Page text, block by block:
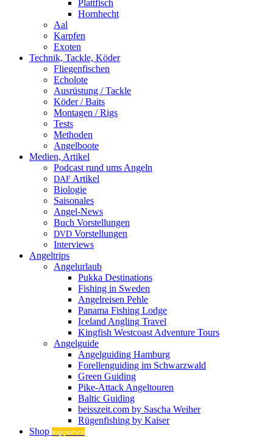
Plattfisch
Hornhecht
Aal
Karpfen
Exoten
Technik, Tackle, Köder
Fliegenfischen
Echolote
Ausrüstung / Tackle
Köder / Baits
Montagen / Rigs
Tests
Methoden
Angelboote
Medien, Artikel
Podcast rund ums Angeln
DAF Artikel
Biologie
Saisonales
Angel-News
Buch Vorstellungen
DVD Vorstellungen
Interviews
Angeltrips
Angelurlaub
Pukka Destinations
Fishing in Sweden
Angelreisen Pehle
Panama Fishing Lodge
Iceland Angling Travel
Kingfish Westcoast Adventure Tours
Angelguide
Angelguiding Hamburg
Forellenguiding im Schwarzwald
Green Guiding
Pike-Attack Angeltouren
Baltic Guiding
beisszeit.com by Sascha Weiher
Rügenfishing by Kaiser
Shop supporten